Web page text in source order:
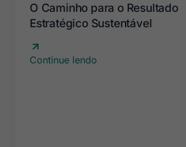
O Caminho para o Resultado
Estratégico Sustentável
Continue lendo